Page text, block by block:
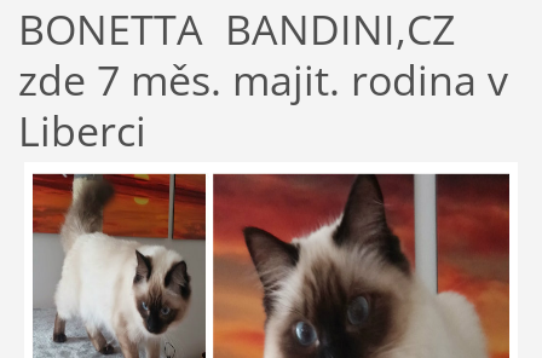
BONETTA BANDINI,CZ
zde 7 měs. majit. rodina v
Liberci